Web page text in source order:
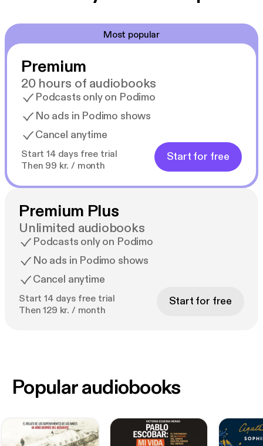
Most popular
Premium
20 hours of audiobooks
Podcasts only on Podimo
No ads in Podimo shows
Cancel anytime
Start 14 days free trial
Then 99 kr. / month
Start for free
Premium Plus
Unlimited audiobooks
Podcasts only on Podimo
No ads in Podimo shows
Cancel anytime
Start 14 days free trial
Then 129 kr. / month
Start for free
Popular audiobooks